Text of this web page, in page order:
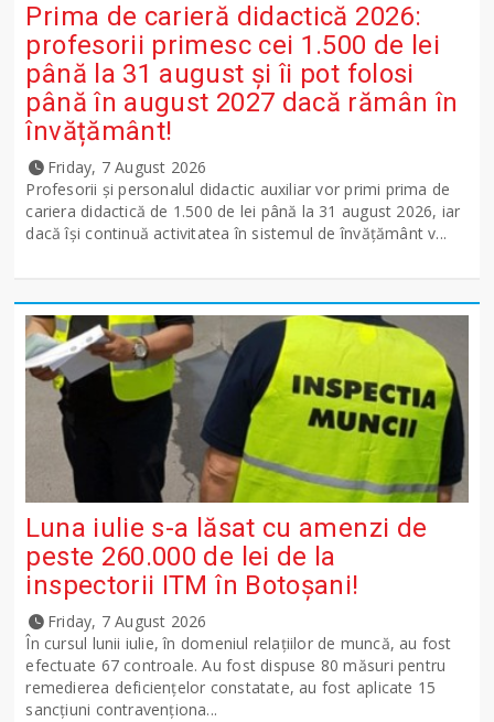
Prima de carieră didactică 2026:
profesorii primesc cei 1.500 de lei
până la 31 august și îi pot folosi
până în august 2027 dacă rămân în
învățământ!
Friday, 7 August 2026
Profesorii și personalul didactic auxiliar vor primi prima de
cariera didactică de 1.500 de lei până la 31 august 2026, iar
dacă își continuă activitatea în sistemul de învățământ v...
Luna iulie s-a lăsat cu amenzi de
peste 260.000 de lei de la
inspectorii ITM în Botoșani!
Friday, 7 August 2026
În cursul lunii iulie, în domeniul relațiilor de muncă, au fost
efectuate 67 controale. Au fost dispuse 80 măsuri pentru
remedierea deficiențelor constatate, au fost aplicate 15
sancţiuni contravenționa...